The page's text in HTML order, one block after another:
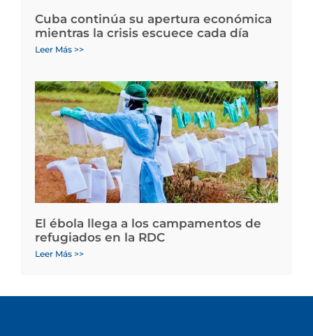
Cuba continúa su apertura económica
mientras la crisis escuece cada día
Leer Más >>
El ébola llega a los campamentos de
refugiados en la RDC
Leer Más >>